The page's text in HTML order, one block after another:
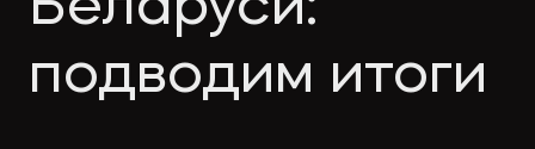
право
publications
Useful
подводим итоги